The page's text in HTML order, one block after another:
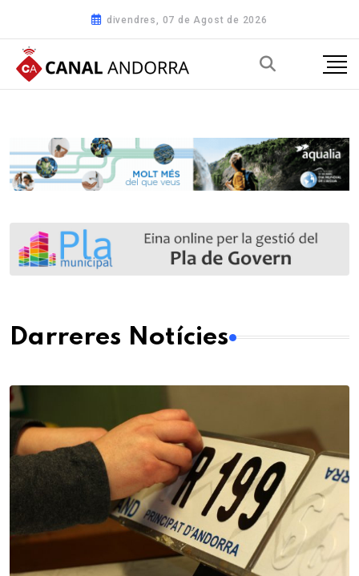
divendres, 07 de Agost de 2026
Darreres Notícies